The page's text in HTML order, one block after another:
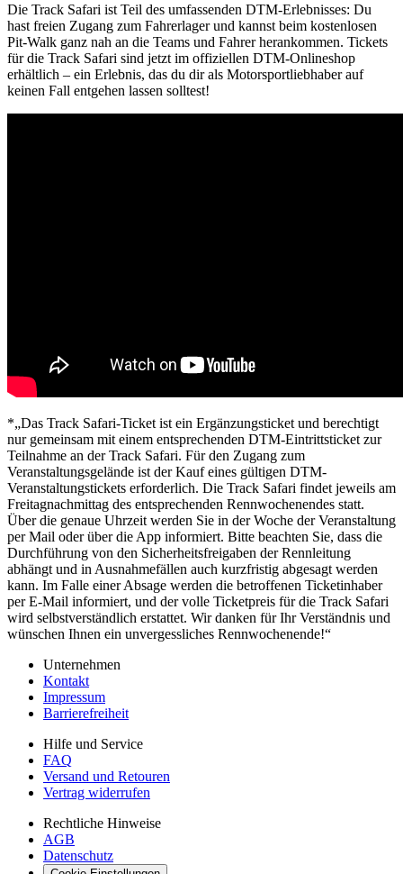
Die Track Safari ist Teil des umfassenden DTM-Erlebnisses: Du
hast freien Zugang zum Fahrerlager und kannst beim kostenlosen
Pit-Walk ganz nah an die Teams und Fahrer herankommen. Tickets
für die Track Safari sind jetzt im offiziellen DTM-Onlineshop
erhältlich – ein Erlebnis, das du dir als Motorsportliebhaber auf
keinen Fall entgehen lassen solltest!
*„Das Track Safari-Ticket ist ein Ergänzungsticket und berechtigt
nur gemeinsam mit einem entsprechenden DTM-Eintrittsticket zur
Teilnahme an der Track Safari. Für den Zugang zum
Veranstaltungsgelände ist der Kauf eines gültigen DTM-
Veranstaltungstickets erforderlich. Die Track Safari findet jeweils am
Freitagnachmittag des entsprechenden Rennwochenendes statt.
Über die genaue Uhrzeit werden Sie in der Woche der Veranstaltung
per Mail oder über die App informiert. Bitte beachten Sie, dass die
Durchführung von den Sicherheitsfreigaben der Rennleitung
abhängt und in Ausnahmefällen auch kurzfristig abgesagt werden
kann. Im Falle einer Absage werden die betroffenen Ticketinhaber
per E-Mail informiert, und der volle Ticketpreis für die Track Safari
wird selbstverständlich erstattet. Wir danken für Ihr Verständnis und
wünschen Ihnen ein unvergessliches Rennwochenende!“
Unternehmen
Kontakt
Impressum
Barrierefreiheit
Hilfe und Service
FAQ
Versand und Retouren
Vertrag widerrufen
Rechtliche Hinweise
AGB
Datenschutz